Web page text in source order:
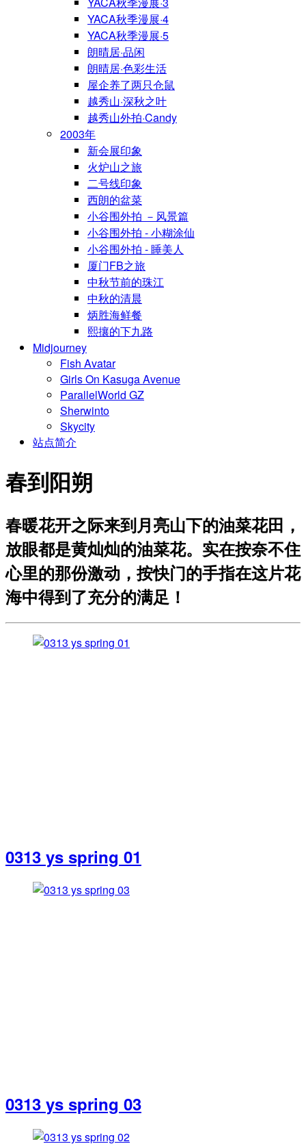
YACA秋季漫展·4
YACA秋季漫展·5
朗晴居·品闲
朗晴居·色彩生活
屋企养了两只仓鼠
越秀山·深秋之叶
越秀山外拍·Candy
2003年
新会展印象
火炉山之旅
二号线印象
西朗的盆菜
小谷围外拍 －风景篇
小谷围外拍 - 小糊涂仙
小谷围外拍 - 睡美人
厦门FB之旅
中秋节前的珠江
中秋的清晨
炳胜海鲜餐
熙攘的下九路
Midjourney
Fish Avatar
Girls On Kasuga Avenue
ParallelWorld GZ
Sherwinto
Skycity
站点简介
春到阳朔
春暖花开之际来到月亮山下的油菜花田，
放眼都是黄灿灿的油菜花。实在按奈不住
心里的那份激动，按快门的手指在这片花
海中得到了充分的满足！
0313 ys spring 01
0313 ys spring 03